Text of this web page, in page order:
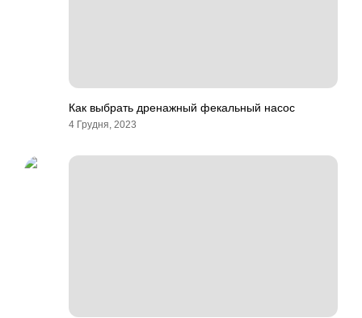
Как выбрать дренажный фекальный насос
4 Грудня, 2023